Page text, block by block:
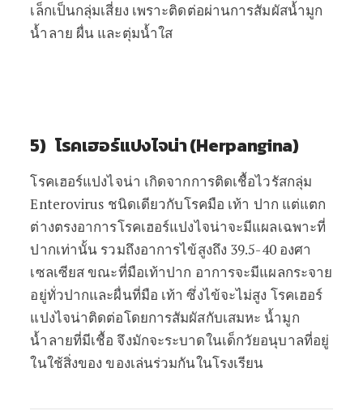
เล็กเป็นกลุ่มเสี่ยง เพราะติดต่อผ่านการสัมผัสน้ำมูก
น้ำลาย ผื่น และตุ่มน้ำใส
5) โรคเฮอร์แปงไจน่า (Herpangina)
โรคเฮอร์แปงไจน่า เกิดจากการติดเชื้อไวรัสกลุ่ม
Enterovirus ชนิดเดียวกับโรคมือ เท้า ปาก แต่แตก
ต่างตรงอาการโรคเฮอร์แปงไจน่าจะมีแผลเฉพาะที่
ปากเท่านั้น รวมถึงอาการไข้สูงถึง 39.5-40 องศา
เซลเซียส ขณะที่มือเท้าปาก อาการจะมีแผลกระจาย
อยู่ทั่วปากและผื่นที่มือ เท้า ซึ่งไข้จะไม่สูง โรคเฮอร์
แปงไจน่าติดต่อโดยการสัมผัสกับเสมหะ น้ำมูก
น้ำลายที่มีเชื้อ จึงมักจะระบาดในเด็กวัยอนุบาลที่อยู่
ในใช้สิ่งของ ของเล่นร่วมกันในโรงเรียน